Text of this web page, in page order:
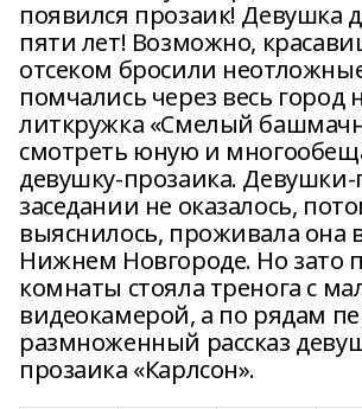
появился прозаик! Девушка
пяти лет! Возможно,
отсеком бросили
помчались через весь город
литкружка «Смелый
смотреть юную и
девушку-прозаика. Девушки-
заседании не оказалось,
выяснилось, проживала она
Нижнем Новгороде. Но зато
комнаты стояла тренога с
видеокамерой, а по рядам
размноженный рассказ
прозаика «Карлсон».